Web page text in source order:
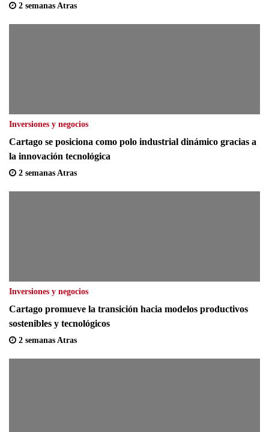
2 semanas Atras
Inversiones y negocios
Cartago se posiciona como polo industrial dinámico gracias a
la innovación tecnológica
2 semanas Atras
Inversiones y negocios
Cartago promueve la transición hacia modelos productivos
sostenibles y tecnológicos
2 semanas Atras